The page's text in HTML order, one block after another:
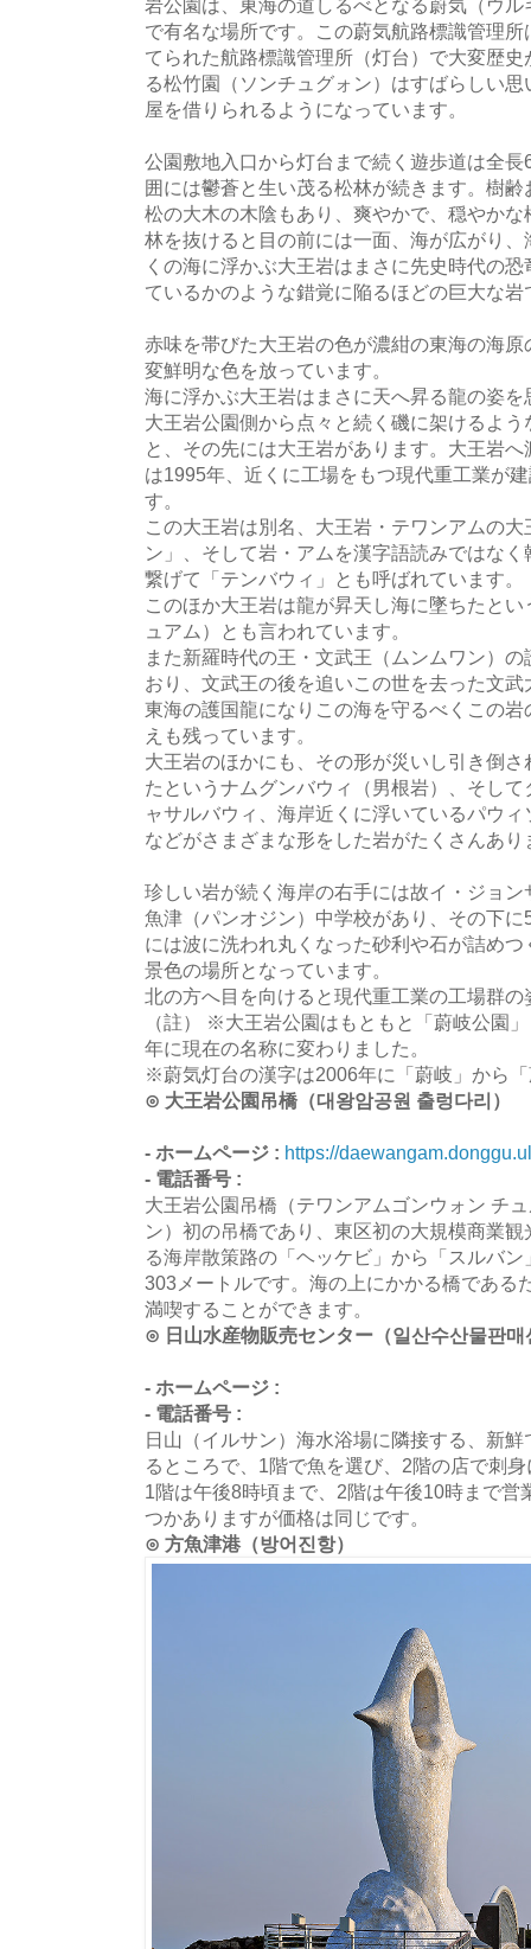
岩公園は、東海の道しるべとなる蔚気（ウ
で有名な場所です。この蔚気航路標識管理
てられた航路標識管理所（灯台）で大変歴
る松竹園（ソンチュグォン）はすばらしい
屋を借りられるようになっています。
公園敷地入口から灯台まで続く遊歩道は全
囲には鬱蒼と生い茂る松林が続きます。樹
松の大木の木陰もあり、爽やかで、穏やか
林を抜けると目の前には一面、海が広がり
くの海に浮かぶ大王岩はまさに先史時代の
ているかのような錯覚に陥るほどの巨大な岩
赤味を帯びた大王岩の色が濃紺の東海の海
変鮮明な色を放っています。
海に浮かぶ大王岩はまさに天へ昇る龍の姿
大王岩公園側から点々と続く磯に架けるよ
と、その先には大王岩があります。大王岩
は1995年、近くに工場をもつ現代重工業が
す。
この大王岩は別名、大王岩・テワンアムの
ン」、そして岩・アムを漢字語読みではな
繋げて「テンバウィ」とも呼ばれています。
このほか大王岩は龍が昇天し海に墜ちたと
ュアム）とも言われています。
また新羅時代の王・文武王（ムンムワン）
おり、文武王の後を追いこの世を去った文
東海の護国龍になりこの海を守るべくこの
えも残っています。
大王岩のほかにも、その形が災いし引き倒
たというナムグンバウィ（男根岩）、そし
ャサルバウィ、海岸近くに浮いているパウ
などがさまざまな形をした岩がたくさんあり
珍しい岩が続く海岸の右手には故イ・ジョ
魚津（パンオジン）中学校があり、その下
には波に洗われ丸くなった砂利や石が詰め
景色の場所となっています。
北の方へ目を向けると現代重工業の工場群
（註） ※大王岩公園はもともと「蔚岐公園
年に現在の名称に変わりました。
※蔚気灯台の漢字は2006年に「蔚岐」から
⊙ 大王岩公園吊橋（대왕암공원 출렁다리）
- ホームページ : https://
- 電話番号 :
大王岩公園吊橋（テワンアムゴンウォン チ
ン）初の吊橋であり、東区初の大規模商業
る海岸散策路の「ヘッケビ」から「スルバ
303メートルです。海の上にかかる橋である
満喫することができます。
⊙ 日山水産物販売センター（일산수산물판매
- ホームページ :
- 電話番号 :
日山（イルサン）海水浴場に隣接する、新
るところで、1階で魚を選び、2階の店で刺
1階は午後8時頃まで、2階は午後10時まで営
つかありますが価格は同じです。
⊙ 方魚津港（방어진항）